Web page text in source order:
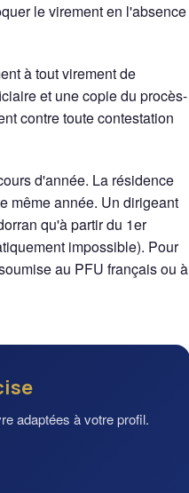
le virement en l'absence
à tout virement de
et une copie du procès-
contre toute contestation
d'année. La résidence
même année. Un dirigeant
qu'à partir du 1er
impossible). Pour
au PFU français ou à
adaptées à votre profil.